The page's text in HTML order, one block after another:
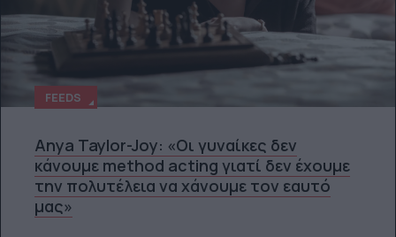
FEEDS
Anya Taylor-Joy: «Οι γυναίκες δεν
κάνουμε method acting γιατί δεν έχουμε
την πολυτέλεια να χάνουμε τον εαυτό
μας»